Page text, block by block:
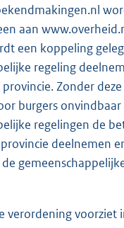
aan
een koppeling
regeling
Zonder
burgers onvindbaar
regelingen de
deelnemen
verordening voorziet